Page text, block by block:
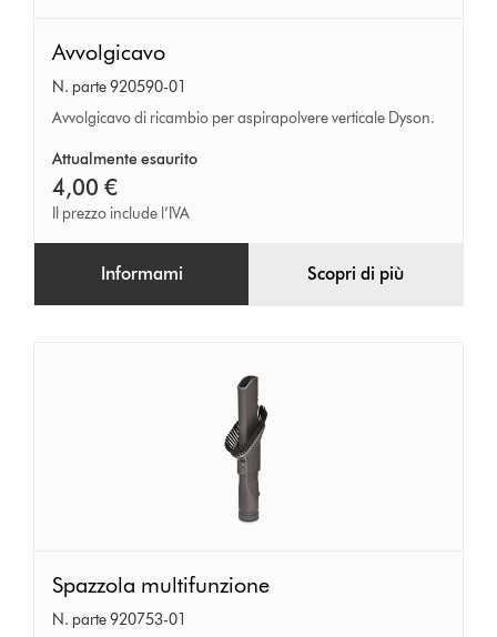
Avvolgicavo
N. parte 920590-01
Avvolgicavo di ricambio per aspirapolvere verticale Dyson.
Attualmente esaurito
4,00 €
Il prezzo include l’IVA
Informami Scopri di più
multifunzione
Spazzola multifunzione
N. parte 920753-01